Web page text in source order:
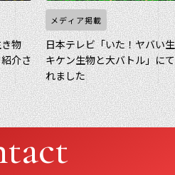
物
介さ
メディア掲載
日本テレビ「いた！ヤバい
キケン生物と大バトル」に
れました